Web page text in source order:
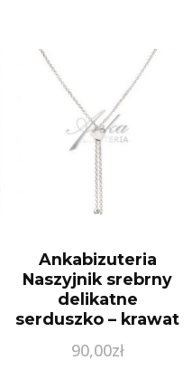
Ankabizuteria
Naszyjnik srebrny
delikatne
serduszko – krawat
90,00zł